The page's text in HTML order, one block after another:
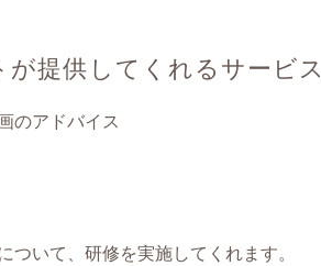
が提供してくれるサービス
のアドバイス
いて、研修を実施してくれます。